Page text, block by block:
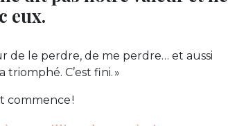
eux.
de le perdre, de me perdre… et aussi
triomphé. C’est fini. »
commence !